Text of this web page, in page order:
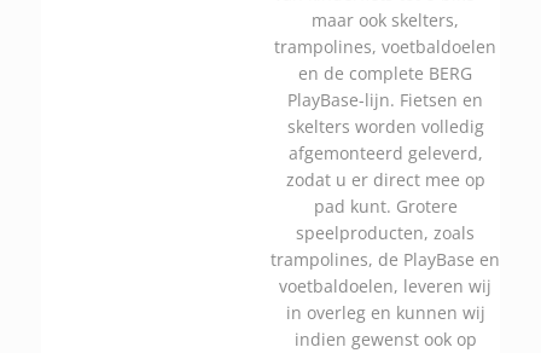
maar ook skelters,
trampolines, voetbaldoelen
en de complete BERG
PlayBase-lijn. Fietsen en
skelters worden volledig
afgemonteerd geleverd,
zodat u er direct mee op
pad kunt. Grotere
speelproducten, zoals
trampolines, de PlayBase en
voetbaldoelen, leveren wij
in overleg en kunnen wij
indien gewenst ook op